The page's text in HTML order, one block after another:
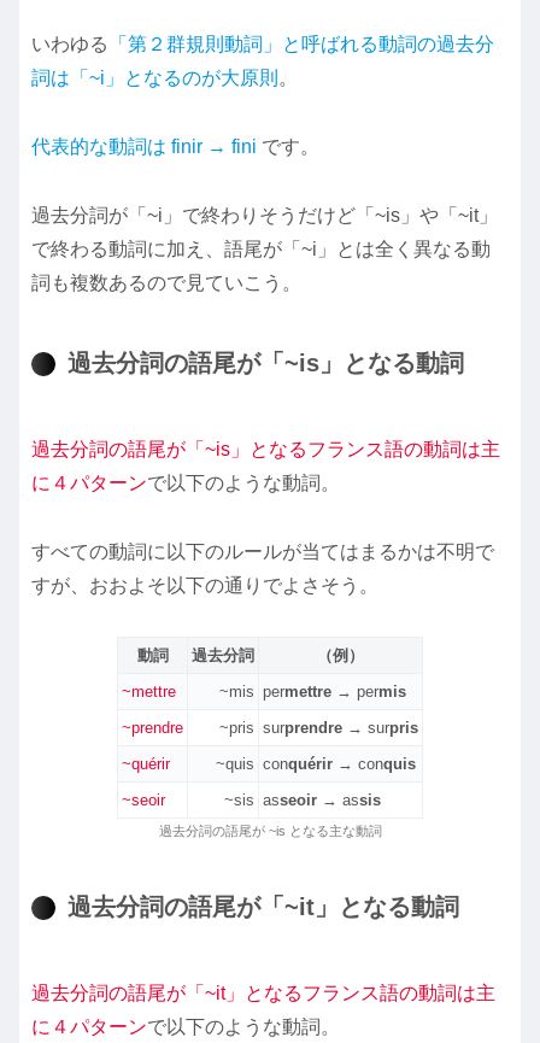
いわゆる
「第２群規則動詞」と呼ばれる動詞の過去分
詞は「~i」となるのが大原則 。
代表的な動詞は finir → fini です。
過去分詞が「~i」で終わりそうだけど「~is」や「~it」
で終わる動詞に加え、語尾が「~i」とは全く異なる動
詞も複数あるので見ていこう。
過去分詞の語尾が「~is」となる動詞
過去分詞の語尾が「~is」となるフランス語の動詞は主
に４パターンで以下のような動詞。
すべての動詞に以下のルールが当てはまるかは不明で
すが、おおよそ以下の通りでよさそう。
動詞 過去分詞
（例）
~mettre
~mis permettre → permis
~prendre
~pris surprendre → surpris
~quérir
~quis conquérir → conquis
~seoir
~sis asseoir → assis
過去分詞の語尾が ~is となる主な動詞
過去分詞の語尾が「~it」となる動詞
過去分詞の語尾が「~it」となるフランス語の動詞は主
に４パターンで以下のような動詞。